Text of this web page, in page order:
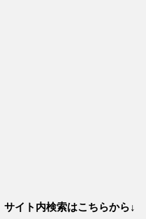
サイト内検索はこちらから↓